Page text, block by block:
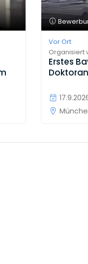
Vor Ort
Organisiert
Erstes